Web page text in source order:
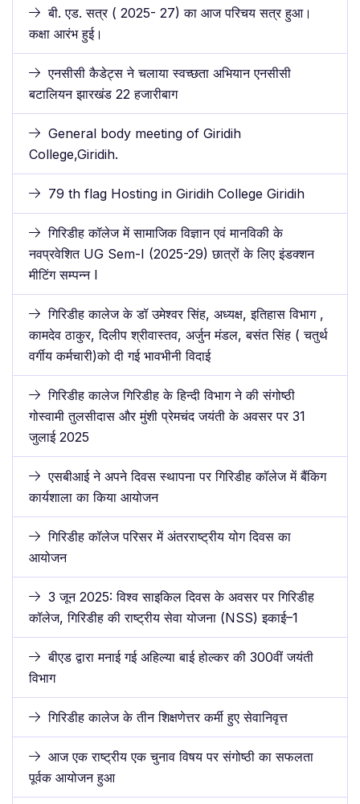
बी. एड. सत्र ( 2025- 27) का आज परिचय सत्र हुआ।
कक्षा आरंभ हुई।
एनसीसी कैडेट्स ने चलाया स्वच्छता अभियान एनसीसी
बटालियन झारखंड 22 हजारीबाग
General body meeting of Giridih
College,Giridih.
79 th flag Hosting in Giridih College Giridih
गिरिडीह कॉलेज में सामाजिक विज्ञान एवं मानविकी के
नवप्रवेशित UG Sem-I (2025-29) छात्रों के लिए इंडक्शन
मीटिंग सम्पन्न I
गिरिडीह कालेज के डॉ उमेश्वर सिंह, अध्यक्ष, इतिहास विभाग ,
कामदेव ठाकुर, दिलीप श्रीवास्तव, अर्जुन मंडल, बसंत सिंह ( चतुर्थ
वर्गीय कर्मचारी)को दी गई भावभीनी विदाई
गिरिडीह कालेज गिरिडीह के हिन्दी विभाग ने की संगोष्ठी
गोस्वामी तुलसीदास और मुंशी प्रेमचंद जयंती के अवसर पर 31
जुलाई 2025
एसबीआई ने अपने दिवस स्थापना पर गिरिडीह कॉलेज में बैंकिग
कार्यशाला का किया आयोजन
गिरिडीह कॉलेज परिसर में अंतरराष्ट्रीय योग दिवस का
आयोजन
3 जून 2025: विश्व साइकिल दिवस के अवसर पर गिरिडीह
कॉलेज, गिरिडीह की राष्ट्रीय सेवा योजना (NSS) इकाई–1
बीएड द्वारा मनाई गई अहिल्या बाई होल्कर की 300वीं जयंती
विभाग
गिरिडीह कालेज के तीन शिक्षणेत्तर कर्मी हुए सेवानिवृत्त
आज एक राष्ट्रीय एक चुनाव विषय पर संगोष्ठी का सफलता
पूर्वक आयोजन हुआ